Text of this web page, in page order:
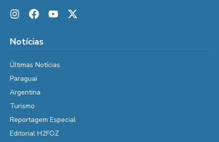
Notícias
Últimas Notícias
Paraguai
Argentina
Turismo
Reportagem Especial
Editorial H2FOZ